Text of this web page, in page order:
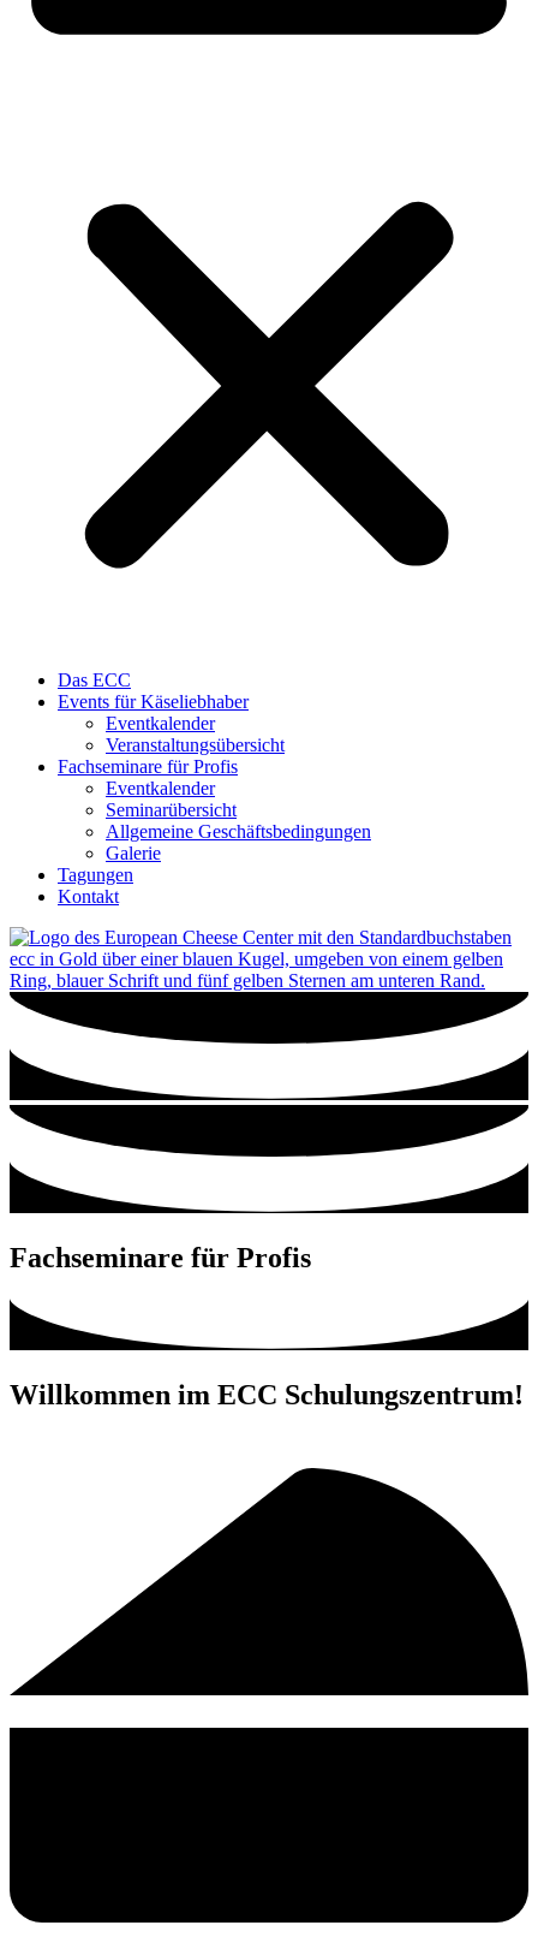
Das ECC
Events für Käseliebhaber
Eventkalender
Veranstaltungsübersicht
Fachseminare für Profis
Eventkalender
Seminarübersicht
Allgemeine Geschäftsbedingungen
Galerie
Tagungen
Kontakt
Fachseminare für Profis
Willkommen im ECC Schulungszentrum!